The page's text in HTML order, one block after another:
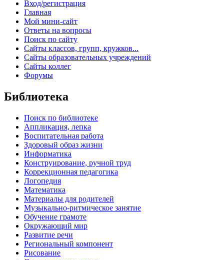
Вход/регистрация
Главная
Мой мини-сайт
Ответы на вопросы
Поиск по сайту
Сайты классов, групп, кружков...
Сайты образовательных учреждений
Сайты коллег
Форумы
Библиотека
Поиск по библиотеке
Аппликация, лепка
Воспитательная работа
Здоровый образ жизни
Информатика
Конструирование, ручной труд
Коррекционная педагогика
Логопедия
Математика
Материалы для родителей
Музыкально-ритмическое занятие
Обучение грамоте
Окружающий мир
Развитие речи
Региональный компонент
Рисование